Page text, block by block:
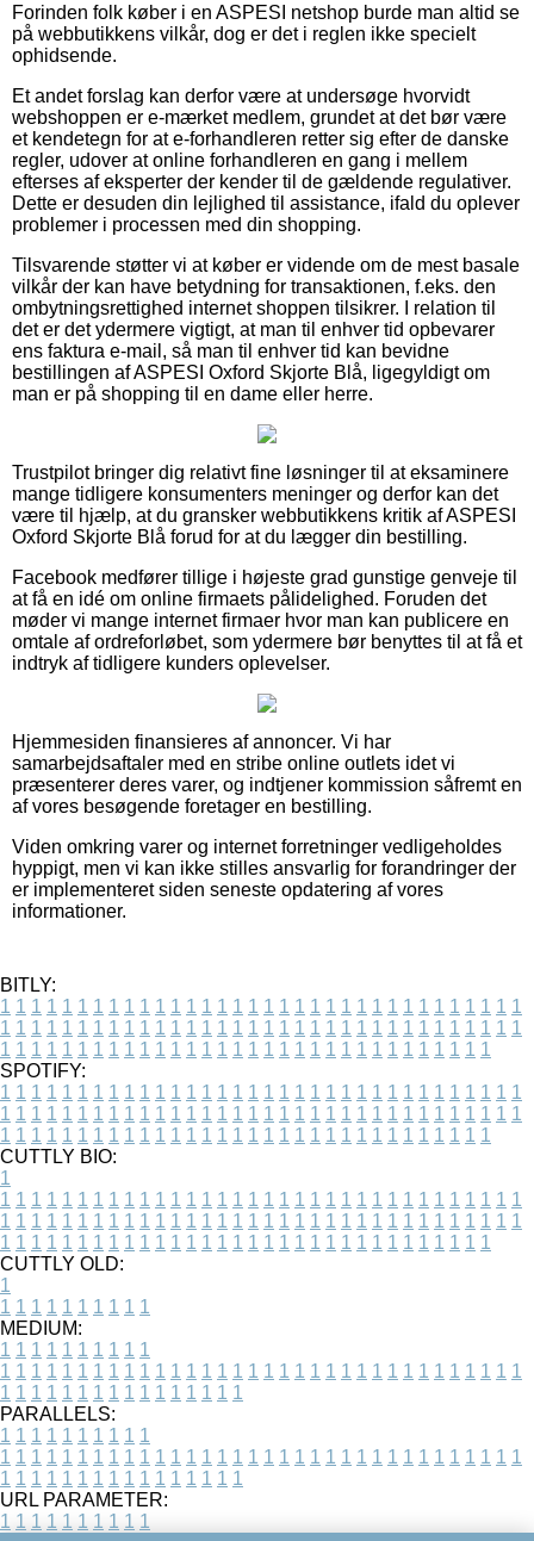
Forinden folk køber i en ASPESI netshop burde man altid se
på webbutikkens vilkår, dog er det i reglen ikke specielt
ophidsende.
Et andet forslag kan derfor være at undersøge hvorvidt
webshoppen er e-mærket medlem, grundet at det bør være
et kendetegn for at e-forhandleren retter sig efter de danske
regler, udover at online forhandleren en gang i mellem
efterses af eksperter der kender til de gældende regulativer.
Dette er desuden din lejlighed til assistance, ifald du oplever
problemer i processen med din shopping.
Tilsvarende støtter vi at køber er vidende om de mest basale
vilkår der kan have betydning for transaktionen, f.eks. den
ombytningsrettighed internet shoppen tilsikrer. I relation til
det er det ydermere vigtigt, at man til enhver tid opbevarer
ens faktura e-mail, så man til enhver tid kan bevidne
bestillingen af ASPESI Oxford Skjorte Blå, ligegyldigt om
man er på shopping til en dame eller herre.
Trustpilot bringer dig relativt fine løsninger til at eksaminere
mange tidligere konsumenters meninger og derfor kan det
være til hjælp, at du gransker webbutikkens kritik af ASPESI
Oxford Skjorte Blå forud for at du lægger din bestilling.
Facebook medfører tillige i højeste grad gunstige genveje til
at få en idé om online firmaets pålidelighed. Foruden det
møder vi mange internet firmaer hvor man kan publicere en
omtale af ordreforløbet, som ydermere bør benyttes til at få et
indtryk af tidligere kunders oplevelser.
Hjemmesiden finansieres af annoncer. Vi har
samarbejdsaftaler med en stribe online outlets idet vi
præsenterer deres varer, og indtjener kommission såfremt en
af vores besøgende foretager en bestilling.
Viden omkring varer og internet forretninger vedligeholdes
hyppigt, men vi kan ikke stilles ansvarlig for forandringer der
er implementeret siden seneste opdatering af vores
informationer.
BITLY:
1 1 1 1 1 1 1 1 1 1 1 1 1 1 1 1 1 1 1 1 1 1 1 1 1 1 1 1 1 1 1 1 1 1
1 1 1 1 1 1 1 1 1 1 1 1 1 1 1 1 1 1 1 1 1 1 1 1 1 1 1 1 1 1 1 1 1 1
1 1 1 1 1 1 1 1 1 1 1 1 1 1 1 1 1 1 1 1 1 1 1 1 1 1 1 1 1 1 1 1
SPOTIFY:
1 1 1 1 1 1 1 1 1 1 1 1 1 1 1 1 1 1 1 1 1 1 1 1 1 1 1 1 1 1 1 1 1 1
1 1 1 1 1 1 1 1 1 1 1 1 1 1 1 1 1 1 1 1 1 1 1 1 1 1 1 1 1 1 1 1 1 1
1 1 1 1 1 1 1 1 1 1 1 1 1 1 1 1 1 1 1 1 1 1 1 1 1 1 1 1 1 1 1 1
CUTTLY BIO:
1
1 1 1 1 1 1 1 1 1 1 1 1 1 1 1 1 1 1 1 1 1 1 1 1 1 1 1 1 1 1 1 1 1 1
1 1 1 1 1 1 1 1 1 1 1 1 1 1 1 1 1 1 1 1 1 1 1 1 1 1 1 1 1 1 1 1 1 1
1 1 1 1 1 1 1 1 1 1 1 1 1 1 1 1 1 1 1 1 1 1 1 1 1 1 1 1 1 1 1 1
CUTTLY OLD:
1
1 1 1 1 1 1 1 1 1 1
MEDIUM:
1 1 1 1 1 1 1 1 1 1
1 1 1 1 1 1 1 1 1 1 1 1 1 1 1 1 1 1 1 1 1 1 1 1 1 1 1 1 1 1 1 1 1 1
1 1 1 1 1 1 1 1 1 1 1 1 1 1 1 1
PARALLELS:
1 1 1 1 1 1 1 1 1 1
1 1 1 1 1 1 1 1 1 1 1 1 1 1 1 1 1 1 1 1 1 1 1 1 1 1 1 1 1 1 1 1 1 1
1 1 1 1 1 1 1 1 1 1 1 1 1 1 1 1
URL PARAMETER:
1 1 1 1 1 1 1 1 1 1